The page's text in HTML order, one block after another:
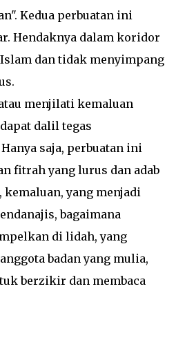
Kedua perbuatan ini
Hendaknya dalam koridor
Islam dan tidak menyimpang
menjilati kemaluan
dalil tegas
saja, perbuatan ini
fitrah yang lurus dan adab
kemaluan, yang menjadi
bagaimana
di lidah, yang
badan yang mulia,
berzikir dan membaca